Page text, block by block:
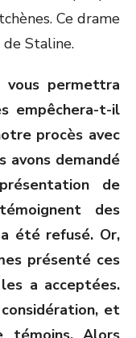
Ce drame
Staline.
permettra
empêchera-t-il
procès avec
avons demandé
de
des
été refusé. Or,
présenté ces
a acceptées.
et